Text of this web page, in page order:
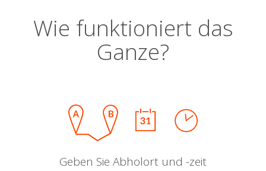
Wie funktioniert das
Ganze?
Geben Sie Abholort und -zeit